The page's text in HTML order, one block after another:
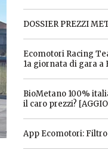
DOSSIER PREZZI
Ecomotori Racing
1a giornata di gara a
BioMetano 100%
il caro prezzi?
App Ecomotori: